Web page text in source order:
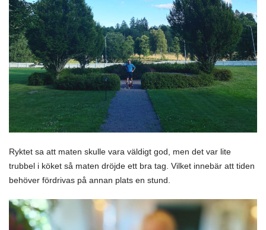
Ryktet sa att maten skulle vara väldigt god, men det var lite
trubbel i köket så maten dröjde ett bra tag. Vilket innebär att tiden
behöver fördrivas på annan plats en stund.